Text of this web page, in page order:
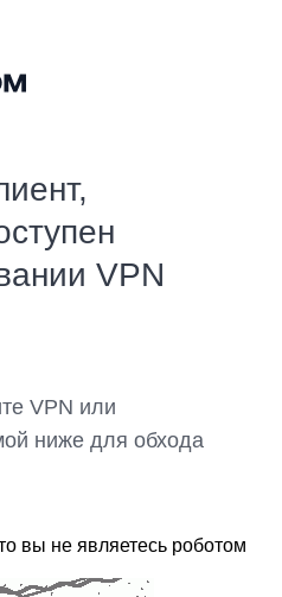
VPN
VPN или
ниже для обхода
вы не являетесь роботом